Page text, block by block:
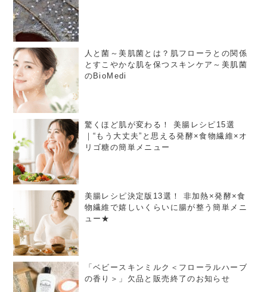
人と菌～美肌菌とは？肌フローラとの関係
とすこやかな肌を保つスキンケア～美肌菌
のBioMedi
驚くほど肌が変わる！ 美腸レシピ15選
｜“もう大丈夫”と思える発酵×食物繊維×オ
リゴ糖の簡単メニュー
美腸レシピ決定版13選！ 非加熱×発酵×食
物繊維で嬉しいくらいに腸が整う簡単メニ
ュー★
「ベビースキンミルク＜フローラルハーブ
の香り＞」欠品と販売終了のお知らせ